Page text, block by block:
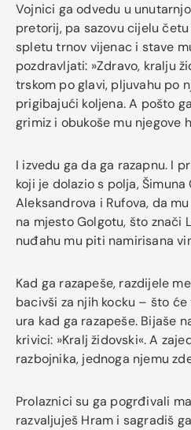
Vojnici ga odvedu u
pretorij, pa sazovu cijelu
spletu trnov vijenac i stave
pozdravljati: »Zdravo, kralju
trskom po glavi, pljuvahu po
prigibajući koljena. A pošto
grimiz i obukoše mu njegove
I izvedu ga da ga razapnu. I
koji je dolazio s polja, Šimuna
Aleksandrova i Rufova, da
na mjesto Golgotu, što znači
nuđahu mu piti namirisana
Kad ga razapeše, razdijele
bacivši za njih kocku – što
ura kad ga razapeše. Bijaše
krivici: »Kralj židovski«. A
razbojnika, jednoga njemu
Prolaznici su ga pogrđivali
razvaljuješ Hram i sagradiš